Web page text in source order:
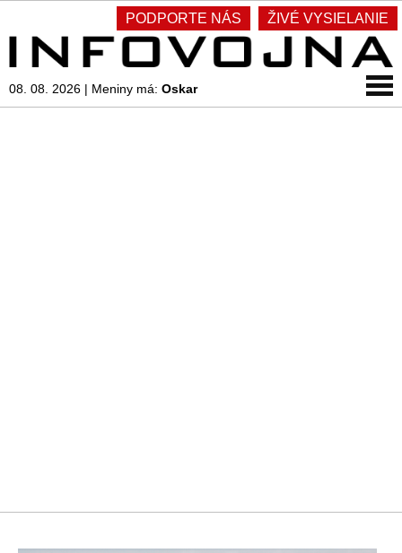
PODPORTE NÁS ŽIVÉ VYSIELANIE
08. 08. 2026 | Meniny má: Oskar